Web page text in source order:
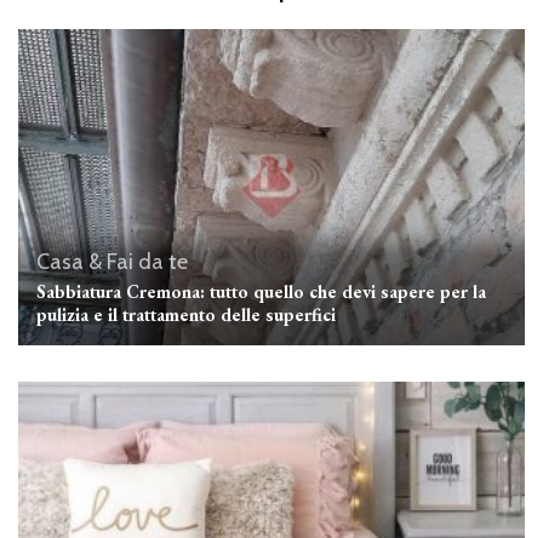
Casa & Fai da te
Sabbiatura Cremona: tutto quello che devi sapere per la
pulizia e il trattamento delle superfici